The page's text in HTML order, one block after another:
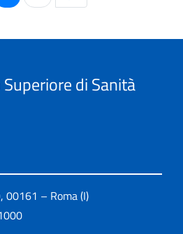
di Sanità
00161 – Roma (I)